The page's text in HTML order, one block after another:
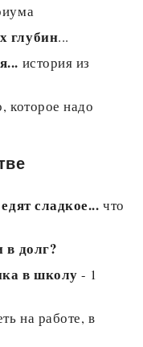
глубин...
история из
которое надо
сладкое... что
в долг?
в школу - 1
на работе, в